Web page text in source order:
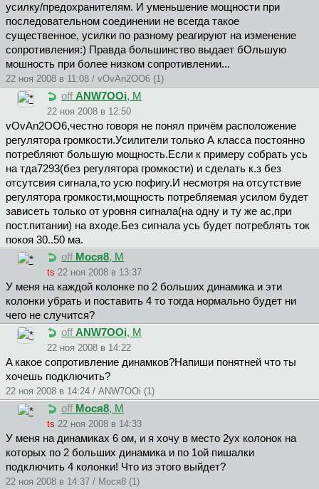
усилку/предохранителям. И уменьшение мощности при
последовательном соединении не всегда такое
существенное, усилки по разному реагируют на изменение
сопротивления:) Правда большинство выдает бОльшую
мошность при более низком сопротивлении...
22 ноя 2008 в 11:08 / vOvAn2OO6 (1)
off ANW7OOi, М
22 ноя 2008 в 12:50
vOvAn2OO6,честно говоря не понял причём расположение
регулятора громкости.Усилители только А класса постоянно
потребляют большую мощность.Если к примеру собрать усь
на тда7293(без регулятора громкости) и сделать к.з без
отсутсвия сигнала,то усю пофигу.И несмотря на отсутствие
регулятора громкости,мощность потребляемая усилом будет
зависеть только от уровня сигнала(на одну и ту же ас,при
пост.питании) на входе.Без сигнала усь будет потреблять ток
покоя 30..50 ма.
off Mocя8, М
ts 22 ноя 2008 в 13:37
У меня на каждой колонке по 2 больших динамика и эти
колонки убрать и поставить 4 то тогда нормально будет ни
чего не случится?
off ANW7OOi, М
22 ноя 2008 в 14:22
A какое сопротивление динамков?Напиши понятней что ты
хочешь подключить?
22 ноя 2008 в 14:24 / ANW7OOi (1)
off Mocя8, М
ts 22 ноя 2008 в 14:33
У меня на динамиках 6 ом, и я хочу в место 2ух колонок на
которых по 2 больших динамика и по 1ой пишалки
подключить 4 колонки! Что из этого выйдет?
22 ноя 2008 в 14:37 / Mocя8 (1)